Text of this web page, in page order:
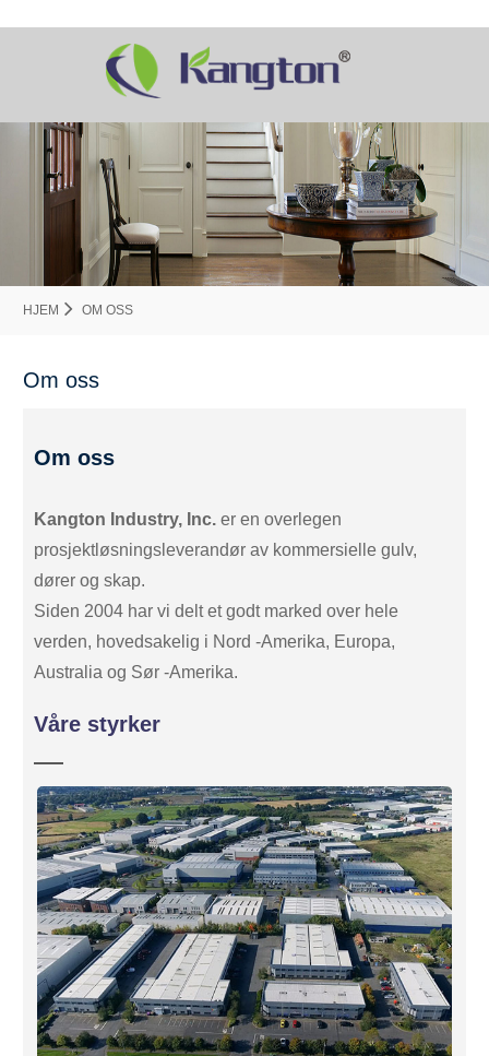
HJEM OM OSS
Om oss
Om oss
Kangton Industry, Inc. er en overlegen
prosjektløsningsleverandør av kommersielle gulv,
dører og skap.
Siden 2004 har vi delt et godt marked over hele
verden, hovedsakelig i Nord -Amerika, Europa,
Australia og Sør -Amerika.
Våre styrker